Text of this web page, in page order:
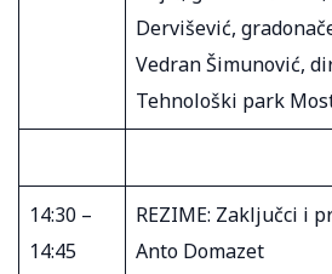
Dervišević,
Vedran Šimunović,
Tehnološki park
14:30 –
14:45
REZIME: Zaključci i
Anto Domazet